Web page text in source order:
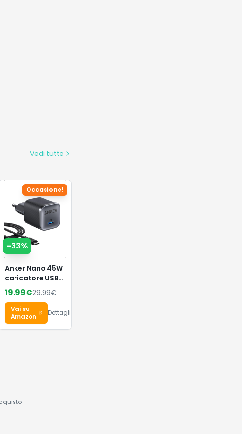
Vedi tutte
Occasione!
-33%
Anker Nano 45W
caricatore USB-
C compatto e
pieghevole
19.99€29.99€
Vai su
Amazon
Dettagli